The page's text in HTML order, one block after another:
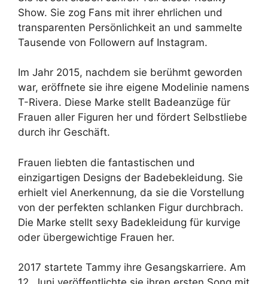
Show. Sie zog Fans mit ihrer ehrlichen und
transparenten Persönlichkeit an und sammelte
Tausende von Followern auf Instagram.
Im Jahr 2015, nachdem sie berühmt geworden
war, eröffnete sie ihre eigene Modelinie namens
T-Rivera. Diese Marke stellt Badeanzüge für
Frauen aller Figuren her und fördert Selbstliebe
durch ihr Geschäft.
Frauen liebten die fantastischen und
einzigartigen Designs der Badebekleidung. Sie
erhielt viel Anerkennung, da sie die Vorstellung
von der perfekten schlanken Figur durchbrach.
Die Marke stellt sexy Badekleidung für kurvige
oder übergewichtige Frauen her.
2017 startete Tammy ihre Gesangskarriere. Am